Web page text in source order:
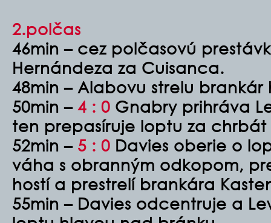
2.polčas
46min – cez polčasovú
Hernándeza za Cuisanca.
48min – Alabovu strelu
50min – 4 : 0 Gnabry prihráva
ten prepasíruje loptu za
52min – 5 : 0 Davies oberie o
váha s obranným odkopom,
hostí a prestrelí brankára
55min – Davies odcentruje a